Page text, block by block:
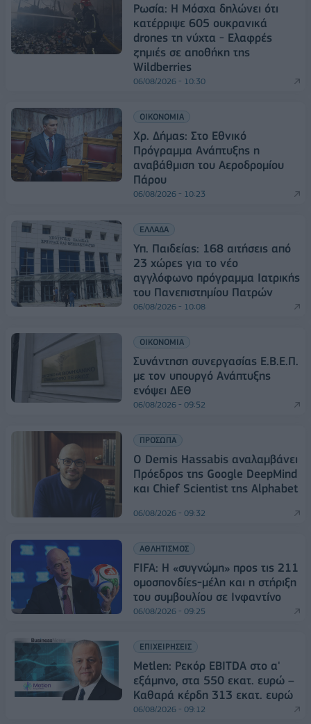
Ρωσία: Η Μόσχα δηλώνει ότι
κατέρριψε 605 ουκρανικά
drones τη νύχτα - Ελαφρές
ζημιές σε αποθήκη της
Wildberries
06/08/2026 - 10:30
ΟΙΚΟΝΟΜΙΑ
Χρ. Δήμας: Στο Εθνικό
Πρόγραμμα Ανάπτυξης η
αναβάθμιση του Αεροδρομίου
Πάρου
06/08/2026 - 10:23
ΕΛΛΑΔΑ
Υπ. Παιδείας: 168 αιτήσεις από
23 χώρες για το νέο
αγγλόφωνο πρόγραμμα Ιατρικής
του Πανεπιστημίου Πατρών
06/08/2026 - 10:08
ΟΙΚΟΝΟΜΙΑ
Συνάντηση συνεργασίας Ε.Β.Ε.Π.
με τον υπουργό Ανάπτυξης
ενόψει ΔΕΘ
06/08/2026 - 09:52
ΠΡΟΣΩΠΑ
Ο Demis Hassabis αναλαμβάνει
Πρόεδρος της Google DeepMind
και Chief Scientist της Alphabet
06/08/2026 - 09:32
ΑΘΛΗΤΙΣΜΟΣ
FIFA: Η «συγνώμη» προς τις 211
ομοσπονδίες-μέλη και η στήριξη
του συμβουλίου σε Ινφαντίνο
06/08/2026 - 09:25
ΕΠΙΧΕΙΡΗΣΕΙΣ
Metlen: Ρεκόρ EBITDA στο α'
εξάμηνο, στα 550 εκατ. ευρώ –
Καθαρά κέρδη 313 εκατ. ευρώ
06/08/2026 - 09:12